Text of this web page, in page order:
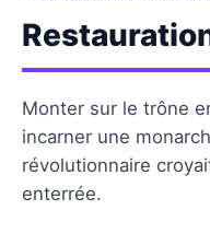
Monter sur le trône
incarner une
révolutionnaire
enterrée.